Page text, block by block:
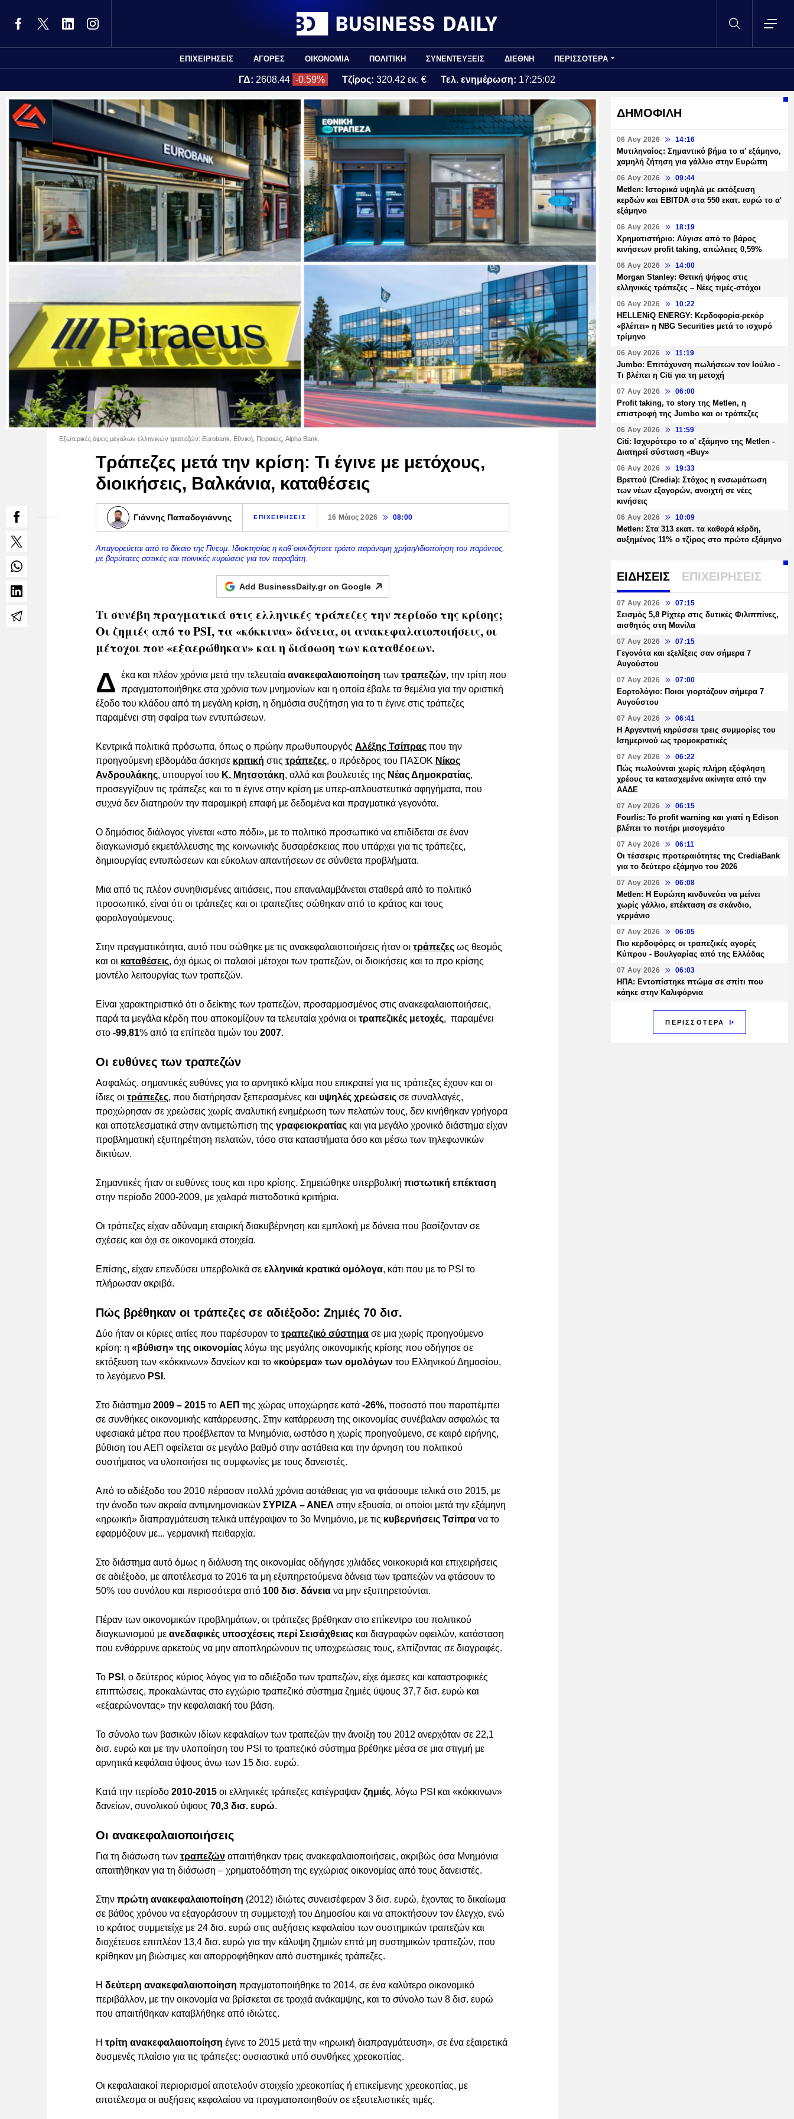
ΕΠΙΧΕΙΡΗΣΕΙΣ ΑΓΟΡΕΣ ΟΙΚΟΝΟΜΙΑ ΠΟΛΙΤΙΚΗ ΣΥΝΕΝΤΕΥΞΕΙΣ ΔΙΕΘΝΗ ΠΕΡΙΣΣΟΤΕΡΑ
ΓΔ: 2608.44 -0.59% Τζίρος: 320.42 εκ. € Τελ. ενημέρωση: 17:25:02
Εξωτερικές όψεις μεγάλων ελληνικών τραπεζών: Eurobank, Εθνική, Πειραιώς, Alpha Bank.
Τράπεζες μετά την κρίση: Τι έγινε με μετόχους,
διοικήσεις, Βαλκάνια, καταθέσεις
Γιάννης Παπαδογιάννης ΕΠΙΧΕΙΡΗΣΕΙΣ 16 Μάιος 2026 08:00
Απαγορεύεται από το δίκαιο της Πνευμ. Ιδιοκτησίας η καθ΄οιονδήποτε τρόπο παράνομη χρήση/ιδιοποίηση του παρόντος,
με βαρύτατες αστικές και ποινικές κυρώσεις για τον παραβάτη.
Add BusinessDaily.gr on Google
Τι συνέβη πραγματικά στις ελληνικές τράπεζες την περίοδο της κρίσης;
Οι ζημιές από το PSI, τα «κόκκινα» δάνεια, οι ανακεφαλαιοποιήσεις, οι
μέτοχοι που «εξαερώθηκαν» και η διάσωση των καταθέσεων.
Δ έκα και πλέον χρόνια μετά την τελευταία ανακεφαλαιοποίηση των τραπεζών, την τρίτη που
πραγματοποιήθηκε στα χρόνια των μνημονίων και η οποία έβαλε τα θεμέλια για την οριστική
έξοδο του κλάδου από τη μεγάλη κρίση, η δημόσια συζήτηση για το τι έγινε στις τράπεζες
παραμένει στη σφαίρα των εντυπώσεων.
Κεντρικά πολιτικά πρόσωπα, όπως ο πρώην πρωθυπουργός Αλέξης Τσίπρας που την
προηγούμενη εβδομάδα άσκησε κριτική στις τράπεζες, ο πρόεδρος του ΠΑΣΟΚ Νίκος
Ανδρουλάκης, υπουργοί του K. Μητσοτάκη, αλλά και βουλευτές της Νέας Δημοκρατίας,
προσεγγίζουν τις τράπεζες και το τι έγινε στην κρίση με υπερ-απλουστευτικά αφηγήματα, που
συχνά δεν διατηρούν την παραμικρή επαφή με δεδομένα και πραγματικά γεγονότα.
Ο δημόσιος διάλογος γίνεται «στο πόδι», με το πολιτικό προσωπικό να επιδίδεται σε έναν
διαγκωνισμό εκμετάλλευσης της κοινωνικής δυσαρέσκειας που υπάρχει για τις τράπεζες,
δημιουργίας εντυπώσεων και εύκολων απαντήσεων σε σύνθετα προβλήματα.
Μια από τις πλέον συνηθισμένες αιτιάσεις, που επαναλαμβάνεται σταθερά από το πολιτικό
προσωπικό, είναι ότι οι τράπεζες και οι τραπεζίτες σώθηκαν από το κράτος και τους
φορολογούμενους.
Στην πραγματικότητα, αυτό που σώθηκε με τις ανακεφαλαιοποιήσεις ήταν οι τράπεζες ως θεσμός
και οι καταθέσεις, όχι όμως οι παλαιοί μέτοχοι των τραπεζών, οι διοικήσεις και το προ κρίσης
μοντέλο λειτουργίας των τραπεζών.
Είναι χαρακτηριστικό ότι ο δείκτης των τραπεζών, προσαρμοσμένος στις ανακεφαλαιοποιήσεις,
παρά τα μεγάλα κέρδη που αποκομίζουν τα τελευταία χρόνια οι τραπεζικές μετοχές, παραμένει
στο -99,81% από τα επίπεδα τιμών του 2007.
Οι ευθύνες των τραπεζών
Ασφαλώς, σημαντικές ευθύνες για το αρνητικό κλίμα που επικρατεί για τις τράπεζες έχουν και οι
ίδιες οι τράπεζες, που διατήρησαν ξεπερασμένες και υψηλές χρεώσεις σε συναλλαγές,
προχώρησαν σε χρεώσεις χωρίς αναλυτική ενημέρωση των πελατών τους, δεν κινήθηκαν γρήγορα
και αποτελεσματικά στην αντιμετώπιση της γραφειοκρατίας και για μεγάλο χρονικό διάστημα είχαν
προβληματική εξυπηρέτηση πελατών, τόσο στα καταστήματα όσο και μέσω των τηλεφωνικών
δικτύων.
Σημαντικές ήταν οι ευθύνες τους και προ κρίσης. Σημειώθηκε υπερβολική πιστωτική επέκταση
στην περίοδο 2000-2009, με χαλαρά πιστοδοτικά κριτήρια.
Οι τράπεζες είχαν αδύναμη εταιρική διακυβέρνηση και εμπλοκή με δάνεια που βασίζονταν σε
σχέσεις και όχι σε οικονομικά στοιχεία.
Επίσης, είχαν επενδύσει υπερβολικά σε ελληνικά κρατικά ομόλογα, κάτι που με το PSI το
πλήρωσαν ακριβά.
Πώς βρέθηκαν οι τράπεζες σε αδιέξοδο: Ζημιές 70 δισ.
Δύο ήταν οι κύριες αιτίες που παρέσυραν το τραπεζικό σύστημα σε μια χωρίς προηγούμενο
κρίση: η «βύθιση» της οικονομίας λόγω της μεγάλης οικονομικής κρίσης που οδήγησε σε
εκτόξευση των «κόκκινων» δανείων και το «κούρεμα» των ομολόγων του Ελληνικού Δημοσίου,
το λεγόμενο PSI .
Στο διάστημα 2009 – 2015 το ΑΕΠ της χώρας υποχώρησε κατά -26%, ποσοστό που παραπέμπει
σε συνθήκες οικονομικής κατάρρευσης. Στην κατάρρευση της οικονομίας συνέβαλαν ασφαλώς τα
υφεσιακά μέτρα που προέβλεπαν τα Μνημόνια, ωστόσο η χωρίς προηγούμενο, σε καιρό ειρήνης,
βύθιση του ΑΕΠ οφείλεται σε μεγάλο βαθμό στην αστάθεια και την άρνηση του πολιτικού
συστήματος να υλοποιήσει τις συμφωνίες με τους δανειστές.
Από το αδιέξοδο του 2010 πέρασαν πολλά χρόνια αστάθειας για να φτάσουμε τελικά στο 2015, με
την άνοδο των ακραία αντιμνημονιακών ΣΥΡΙΖΑ – ΑΝΕΛ στην εξουσία, οι οποίοι μετά την εξάμηνη
«ηρωική» διαπραγμάτευση τελικά υπέγραψαν το 3ο Μνημόνιο, με τις κυβερνήσεις Τσίπρα να το
εφαρμόζουν με... γερμανική πειθαρχία.
Στο διάστημα αυτό όμως η διάλυση της οικονομίας οδήγησε χιλιάδες νοικοκυριά και επιχειρήσεις
σε αδιέξοδο, με αποτέλεσμα το 2016 τα μη εξυπηρετούμενα δάνεια των τραπεζών να φτάσουν το
50% του συνόλου και περισσότερα από 100 δισ. δάνεια να μην εξυπηρετούνται.
Πέραν των οικονομικών προβλημάτων, οι τράπεζες βρέθηκαν στο επίκεντρο του πολιτικού
διαγκωνισμού με ανεδαφικές υποσχέσεις περί Σεισάχθειας και διαγραφών οφειλών, κατάσταση
που ενθάρρυνε αρκετούς να μην αποπληρώνουν τις υποχρεώσεις τους, ελπίζοντας σε διαγραφές.
Το PSI , ο δεύτερος κύριος λόγος για το αδιέξοδο των τραπεζών, είχε άμεσες και καταστροφικές
επιπτώσεις, προκαλώντας στο εγχώριο τραπεζικό σύστημα ζημιές ύψους 37,7 δισ. ευρώ και
«εξαερώνοντας» την κεφαλαιακή του βάση.
Το σύνολο των βασικών ιδίων κεφαλαίων των τραπεζών την άνοιξη του 2012 ανερχόταν σε 22,1
δισ. ευρώ και με την υλοποίηση του PSI το τραπεζικό σύστημα βρέθηκε μέσα σε μια στιγμή με
αρνητικά κεφάλαια ύψους άνω των 15 δισ. ευρώ.
Κατά την περίοδο 2010-2015 οι ελληνικές τράπεζες κατέγραψαν ζημιές, λόγω PSI και «κόκκινων»
δανείων, συνολικού ύψους 70,3 δισ. ευρώ.
Οι ανακεφαλαιοποιήσεις
Για τη διάσωση των τραπεζών απαιτήθηκαν τρεις ανακεφαλαιοποιήσεις, ακριβώς όσα Μνημόνια
απαιτήθηκαν για τη διάσωση – χρηματοδότηση της εγχώριας οικονομίας από τους δανειστές.
Στην πρώτη ανακεφαλαιοποίηση (2012) ιδιώτες συνεισέφεραν 3 δισ. ευρώ, έχοντας το δικαίωμα
σε βάθος χρόνου να εξαγοράσουν τη συμμετοχή του Δημοσίου και να αποκτήσουν τον έλεγχο, ενώ
το κράτος συμμετείχε με 24 δισ. ευρώ στις αυξήσεις κεφαλαίου των συστημικών τραπεζών και
διοχέτευσε επιπλέον 13,4 δισ. ευρώ για την κάλυψη ζημιών επτά μη συστημικών τραπεζών, που
κρίθηκαν μη βιώσιμες και απορροφήθηκαν από συστημικές τράπεζες.
Η δεύτερη ανακεφαλαιοποίηση πραγματοποιήθηκε το 2014, σε ένα καλύτερο οικονομικό
περιβάλλον, με την οικονομία να βρίσκεται σε τροχιά ανάκαμψης, και το σύνολο των 8 δισ. ευρώ
που απαιτήθηκαν καταβλήθηκε από ιδιώτες.
Η τρίτη ανακεφαλαιοποίηση έγινε το 2015 μετά την «ηρωική διαπραγμάτευση», σε ένα εξαιρετικά
δυσμενές πλαίσιο για τις τράπεζες: ουσιαστικά υπό συνθήκες χρεοκοπίας.
Οι κεφαλαιακοί περιορισμοί αποτελούν στοιχείο χρεοκοπίας ή επικείμενης χρεοκοπίας, με
αποτέλεσμα οι αυξήσεις κεφαλαίου να πραγματοποιηθούν σε εξευτελιστικές τιμές.
ΔΗΜΟΦΙΛΗ
06 Αυγ 2026 14:16
Μυτιληναίος: Σημαντικό βήμα το α' εξάμηνο,
χαμηλή ζήτηση για γάλλιο στην Ευρώπη
06 Αυγ 2026 09:44
Metlen: Ιστορικά υψηλά με εκτόξευση
κερδών και EBITDA στα 550 εκατ. ευρώ το α'
εξάμηνο
06 Αυγ 2026 18:19
Χρηματιστήριο: Λύγισε από το βάρος
κινήσεων profit taking, απώλειες 0,59%
06 Αυγ 2026 14:00
Morgan Stanley: Θετική ψήφος στις
ελληνικές τράπεζες – Νέες τιμές-στόχοι
06 Αυγ 2026 10:22
HELLENiQ ENERGY: Κερδοφορία-ρεκόρ
«βλέπει» η NBG Securities μετά το ισχυρό
τρίμηνο
06 Αυγ 2026 11:19
Jumbo: Επιτάχυνση πωλήσεων τον Ιούλιο -
Τι βλέπει η Citi για τη μετοχή
07 Αυγ 2026 06:00
Profit taking, το story της Metlen, η
επιστροφή της Jumbo και οι τράπεζες
06 Αυγ 2026 11:59
Citi: Ισχυρότερο το α' εξάμηνο της Metlen -
Διατηρεί σύσταση «Buy»
06 Αυγ 2026 19:33
Βρεττού (Credia): Στόχος η ενσωμάτωση
των νέων εξαγορών, ανοιχτή σε νέες
κινήσεις
06 Αυγ 2026 10:09
Metlen: Στα 313 εκατ. τα καθαρά κέρδη,
αυξημένος 11% ο τζίρος στο πρώτο εξάμηνο
ΕΙΔΗΣΕΙΣ ΕΠΙΧΕΙΡΗΣΕΙΣ
07 Αυγ 2026 07:15
Σεισμός 5,8 Ρίχτερ στις δυτικές Φιλιππίνες,
αισθητός στη Μανίλα
07 Αυγ 2026 07:15
Γεγονότα και εξελίξεις σαν σήμερα 7
Αυγούστου
07 Αυγ 2026 07:00
Εορτολόγιο: Ποιοι γιορτάζουν σήμερα 7
Αυγούστου
07 Αυγ 2026 06:41
Η Αργεντινή κηρύσσει τρεις συμμορίες του
Ισημερινού ως τρομοκρατικές
07 Αυγ 2026 06:22
Πώς πωλούνται χωρίς πλήρη εξόφληση
χρέους τα κατασχεμένα ακίνητα από την
ΑΑΔΕ
07 Αυγ 2026 06:15
Fourlis: Το profit warning και γιατί η Edison
βλέπει το ποτήρι μισογεμάτο
07 Αυγ 2026 06:11
Οι τέσσερις προτεραιότητες της CrediaBank
για το δεύτερο εξάμηνο του 2026
07 Αυγ 2026 06:08
Metlen: Η Ευρώπη κινδυνεύει να μείνει
χωρίς γάλλιο, επέκταση σε σκάνδιο,
γερμάνιο
07 Αυγ 2026 06:05
Πιο κερδοφόρες οι τραπεζικές αγορές
Κύπρου - Βουλγαρίας από της Ελλάδας
07 Αυγ 2026 06:03
ΗΠΑ: Εντοπίστηκε πτώμα σε σπίτι που
κάηκε στην Καλιφόρνια
ΠΕΡΙΣΣΟΤΕΡΑ